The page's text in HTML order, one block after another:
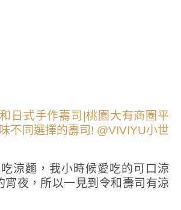
涼麵，我小時候愛吃的可口涼
宵夜，所以一見到令和壽司有涼